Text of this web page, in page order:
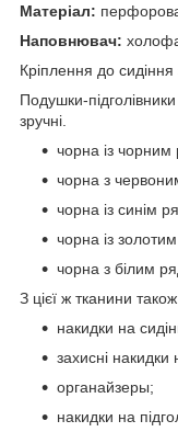
Матеріал:
Наповнювач:
Кріплення до
Подушки-
зручні.
чорна із чорним
чорна з
чорна із синім
чорна із
чорна з білим
З цієї ж тканини
накидки на
захисні накидки
органайзеры;
накидки на